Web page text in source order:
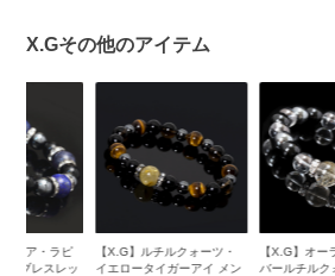
X.Gその他のアイテム
【X.G】ルチルクォーツ・
イエロータイガーアイ メン
【X.G】オーラブレス シル
バールチルクォーツ12mm